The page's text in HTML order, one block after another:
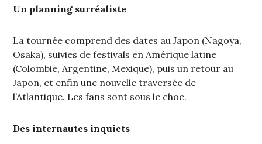
Un planning surréaliste
La tournée comprend des dates au Japon (Nagoya,
Osaka), suivies de festivals en Amérique latine
(Colombie, Argentine, Mexique), puis un retour au
Japon, et enfin une nouvelle traversée de
l’Atlantique. Les fans sont sous le choc.
Des internautes inquiets